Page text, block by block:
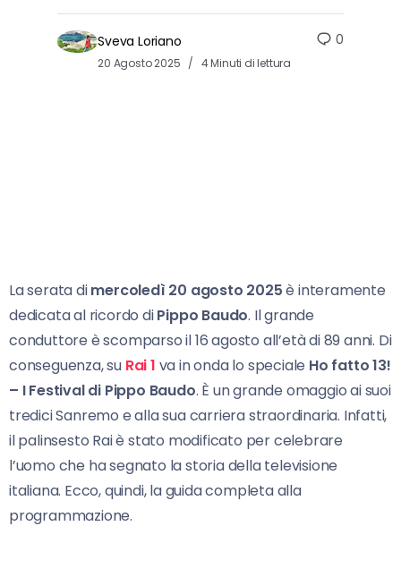
Sveva Loriano
20 Agosto 2025 4 Minuti di lettura
0
La serata dimercoledì 20 agosto 2025è interamente
dedicata al ricordo diPippo Baudo. Il grande
conduttore è scomparso il 16 agosto all’età di 89 anni. Di
conseguenza, su Rai 1 va in onda lo speciale Ho fatto 13!
– I Festival di Pippo Baudo. È un grande omaggio ai suoi
tredici Sanremo e alla sua carriera straordinaria. Infatti,
il palinsesto Rai è stato modificato per celebrare
l’uomo che ha segnato la storia della televisione
italiana. Ecco, quindi, la guida completa alla
programmazione.